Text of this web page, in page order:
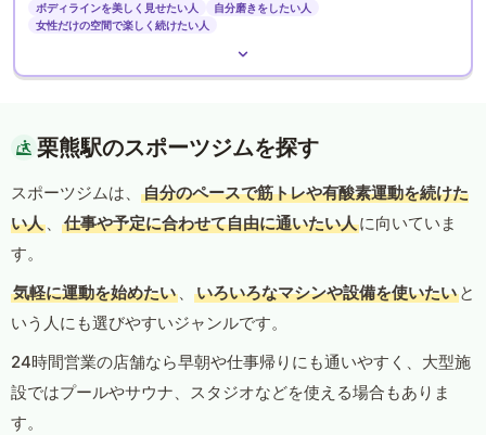
ボディラインを美しく見せたい人
自分磨きをしたい人
女性だけの空間で楽しく続けたい人
栗熊駅のスポーツジムを探す
スポーツジムは、
自分のペースで筋トレや有酸素運動を続けた
い人 、 仕事や予定に合わせて自由に通いたい人に向いていま
す。
気軽に運動を始めたい 、 いろいろなマシンや設備を使いたい と
いう人にも選びやすいジャンルです。
24時間営業の店舗なら早朝や仕事帰りにも通いやすく、大型施
設ではプールやサウナ、スタジオなどを使える場合もありま
す。